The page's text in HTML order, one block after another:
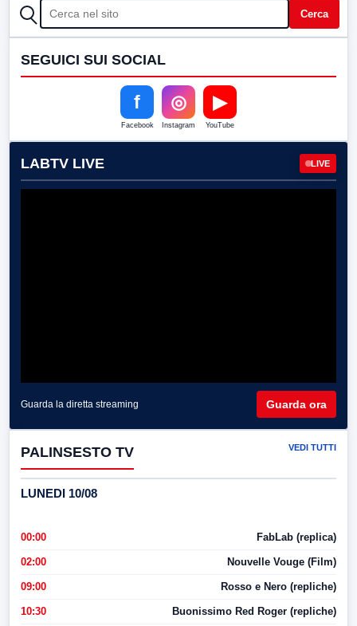
CERCA Cerca
SEGUICI SUI SOCIAL
f
Facebook
◎
Instagram
▶
YouTube
LABTV LIVE LIVE
Guarda la diretta streaming Guarda ora
PALINSESTO TV VEDI TUTTI
LUNEDI 10/08
00:00 FabLab (replica)
02:00 Nouvelle Vouge (Film)
09:00 Rosso e Nero (repliche)
10:30 Buonissimo Red Roger (repliche)